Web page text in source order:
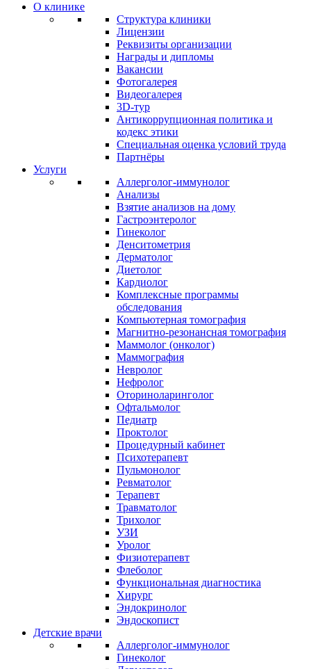
О клинике
Структура клиники
Лицензии
Реквизиты организации
Награды и дипломы
Вакансии
Фотогалерея
Видеогалерея
3D-тур
Антикоррупционная политика и
кодекс этики
Специальная оценка условий труда
Партнёры
Услуги
Аллерголог-иммунолог
Анализы
Взятие анализов на дому
Гастроэнтеролог
Гинеколог
Денситометрия
Дерматолог
Диетолог
Кардиолог
Комплексные программы
обследования
Компьютерная томография
Магнитно-резонансная томография
Маммолог (онколог)
Маммография
Невролог
Нефролог
Оториноларинголог
Офтальмолог
Педиатр
Проктолог
Процедурный кабинет
Психотерапевт
Пульмонолог
Ревматолог
Терапевт
Травматолог
Трихолог
УЗИ
Уролог
Физиотерапевт
Флеболог
Функциональная диагностика
Хирург
Эндокринолог
Эндоскопист
Детские врачи
Аллерголог-иммунолог
Гинеколог